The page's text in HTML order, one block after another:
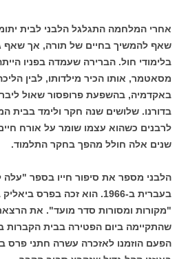
אחרי המלחמה התגלגל הלבני לבית
שאף להמשיך בחיים של תורה, אך שאף
בלימודי חול. הברירה שעמדה בפניו
מסאטמר, אותו הכיר מילדותו, לבין
באקדמיה, בהשפעת פרופסור שאול
בדורנו. שלושים שנה חקר ולימד בבית
לרבנים כשהוא עצמו שומר על אורח
שנים אלה חולל מהפך בחקר התלמוד.
הלבני מספר את סיפור חייו בספר
"מקורות ומסורות סדר מועד". את
שהתקיימה ביום הפטירה בבית הקברות
הפעם הוזמנו לאזכרה עשרה חתני פרס